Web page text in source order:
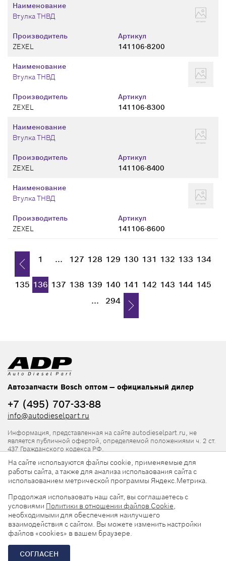
Производитель
ZEXEL
Артикул
141106-8200
Наименование
Втулка ТНВД
Производитель
ZEXEL
Артикул
141106-8300
Наименование
Втулка ТНВД
Производитель
ZEXEL
Артикул
141106-8400
Наименование
Втулка ТНВД
Производитель
ZEXEL
Артикул
141106-8600
Наименование
Втулка ТНВД
1 ... 127 128 129 130 131 132 133 134
135 136 137 138 139 140 141 142 143 144 145
...
294
Автозапчасти Bosch оптом — официальный дилер
+7 (495) 707-33-88
info@autodieselpart.ru
Информация, представленная на сайте autodieselpart.ru, не
является публичной офертой, определяемой положениями ч. 2 ст.
437 Гражданского кодекса РФ.
Нормативная документация
ADP в социальных сетях
© 2026, ООО «АвтоДизельПарт». Все права защищены.
Разработка сайта —
На сайте используются файлы cookie, применяемые для
работы сайта, а также для анализа использования сайта с
использованием метрической программы Яндекс.Метрика.
Продолжая использовать наш сайт, вы соглашаетесь с
условиями Политики в отношении файлов Cookie,
необходимыми для обеспечения наилучшего
взаимодействия с сайтом. Вы можете изменить настройки
файлов «cookies» в вашем браузере.
СОГЛАСЕН